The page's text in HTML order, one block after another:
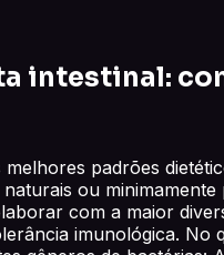
intestinal:
padrões
ou
com a maior
imunológica.